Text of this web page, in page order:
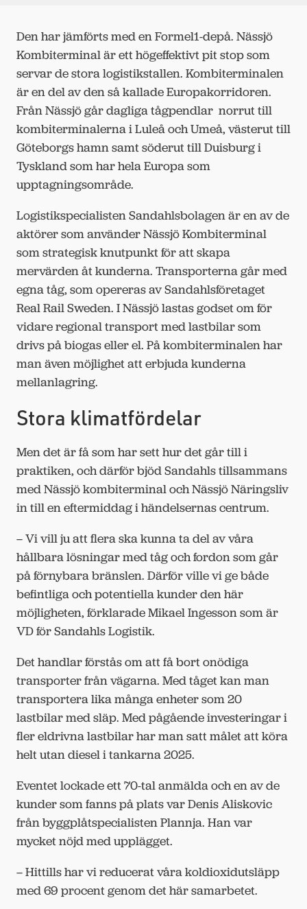
Den har jämförts med en Formel1-depå. Nässjö
Kombiterminal är ett högeffektivt pit stop som
servar de stora logistikstallen. Kombiterminalen
är en del av den så kallade Europakorridoren.
Från Nässjö går dagliga tågpendlar norrut till
kombiterminalerna i Luleå och Umeå, västerut till
Göteborgs hamn samt söderut till Duisburg i
Tyskland som har hela Europa som
upptagningsområde.
Logistikspecialisten Sandahlsbolagen är en av de
aktörer som använder Nässjö Kombiterminal
som strategisk knutpunkt för att skapa
mervärden åt kunderna. Transporterna går med
egna tåg, som opereras av Sandahlsföretaget
Real Rail Sweden. I Nässjö lastas godset om för
vidare regional transport med lastbilar som
drivs på biogas eller el. På kombiterminalen har
man även möjlighet att erbjuda kunderna
mellanlagring.
Stora klimatfördelar
Men det är få som har sett hur det går till i
praktiken, och därför bjöd Sandahls tillsammans
med Nässjö kombiterminal och Nässjö Näringsliv
in till en eftermiddag i händelsernas centrum.
– Vi vill ju att flera ska kunna ta del av våra
hållbara lösningar med tåg och fordon som går
på förnybara bränslen. Därför ville vi ge både
befintliga och potentiella kunder den här
möjligheten, förklarade Mikael Ingesson som är
VD för Sandahls Logistik.
Det handlar förstås om att få bort onödiga
transporter från vägarna. Med tåget kan man
transportera lika många enheter som 20
lastbilar med släp. Med pågående investeringar i
fler eldrivna lastbilar har man satt målet att köra
helt utan diesel i tankarna 2025.
Eventet lockade ett 70-tal anmälda och en av de
kunder som fanns på plats var Denis Aliskovic
från byggplåtspecialisten Plannja. Han var
mycket nöjd med upplägget.
– Hittills har vi reducerat våra koldioxidutsläpp
med 69 procent genom det här samarbetet.